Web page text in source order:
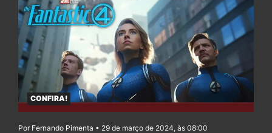
CONFIRA!
Por Fernando Pimenta • 29 de março de 2024, às 08:00